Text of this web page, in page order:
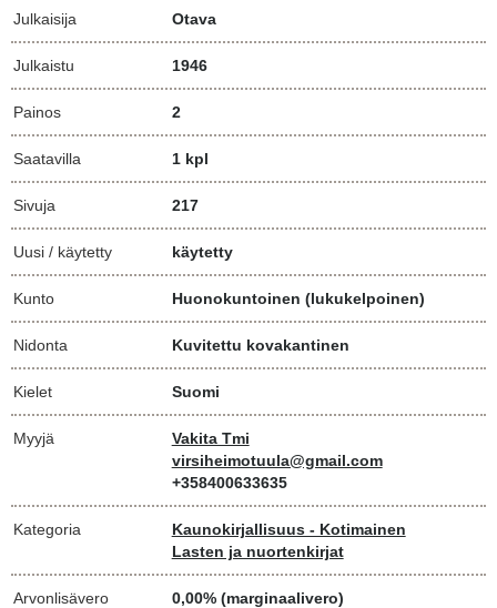
Julkaisija Otava
Julkaistu 1946
Painos 2
Saatavilla 1 kpl
Sivuja 217
Uusi / käytetty käytetty
Kunto Huonokuntoinen (lukukelpoinen)
Nidonta Kuvitettu kovakantinen
Kielet Suomi
Myyjä
Vakita Tmi
virsiheimotuula@gmail.com
+358400633635
Kategoria
Kaunokirjallisuus - Kotimainen
Lasten ja nuortenkirjat
Arvonlisävero 0,00% (marginaalivero)